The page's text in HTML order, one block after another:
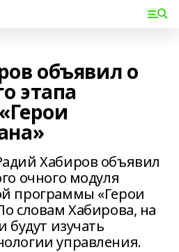
объявил о
этапа
Хабиров объявил
очного модуля
программы «Герои
словам Хабирова, на
будут изучать
управления.